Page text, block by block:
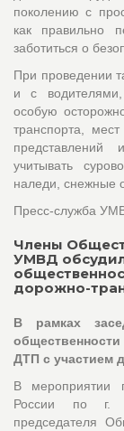
поколению с
как правильно
заботиться о
При проведении
и с
особую
транспорта,
учитывать
наледи, снежные
Пресс-служба
Члены
УМВД
дорожно-
В рамках
ДТП с участием
В мероприятии
России по г.
председателя